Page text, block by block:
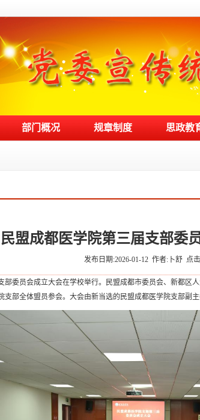
部门概况 规章制度 思政教
民盟成都医学院第三届支部委
发布日期:2026-01-12 作者:卜舒 点
部委员会成立大会在学校举行。民盟成都市委员会、新都区
部全体盟员参会。大会由新当选的民盟成都医学院支部副